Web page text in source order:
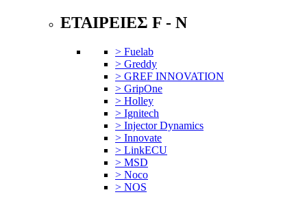
ΕΤΑΙΡΕΙΕΣ F - N
> Fuelab
> Greddy
> GREF INNOVATION
> GripOne
> Holley
> Ignitech
> Injector Dynamics
> Innovate
> LinkECU
> MSD
> Noco
> NOS